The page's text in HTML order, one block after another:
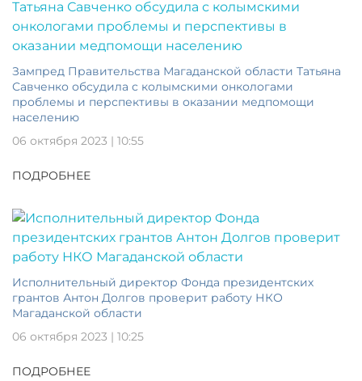
Зампред Правительства Магаданской области Татьяна
Савченко обсудила с колымскими онкологами
проблемы и перспективы в оказании медпомощи
населению
06 октября 2023 | 10:55
ПОДРОБНЕЕ
Исполнительный директор Фонда президентских
грантов Антон Долгов проверит работу НКО
Магаданской области
06 октября 2023 | 10:25
ПОДРОБНЕЕ